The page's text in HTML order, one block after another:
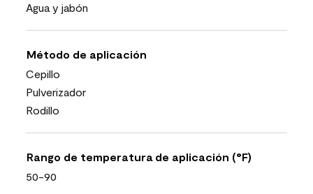
Agua y jabón
Método de aplicación
Cepillo
Pulverizador
Rodillo
Rango de temperatura de aplicación (°F)
50-90